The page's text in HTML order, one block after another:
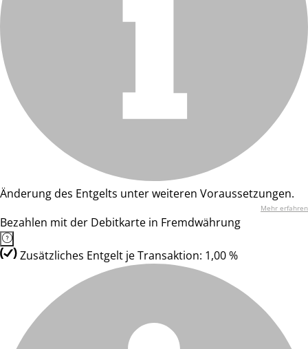
Änderung des Entgelts unter weiteren Voraussetzungen.
Mehr erfahren
Bezahlen mit der Debitkarte in Fremdwährung
Zusätzliches Entgelt je Transaktion: 1,00 %